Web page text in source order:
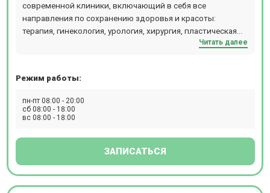
современной клиники, включающий в себя все
направления по сохранению здоровья и красоты:
терапия, гинекология, урология, хирургия, пластическая
хирургия, стоматология, диагностика, собственнаяЧитать далее
Режим работы:
пн-пт 08:00 - 20:00
сб 08:00 - 18:00
вс 08:00 - 18:00
ЗАПИСАТЬСЯ